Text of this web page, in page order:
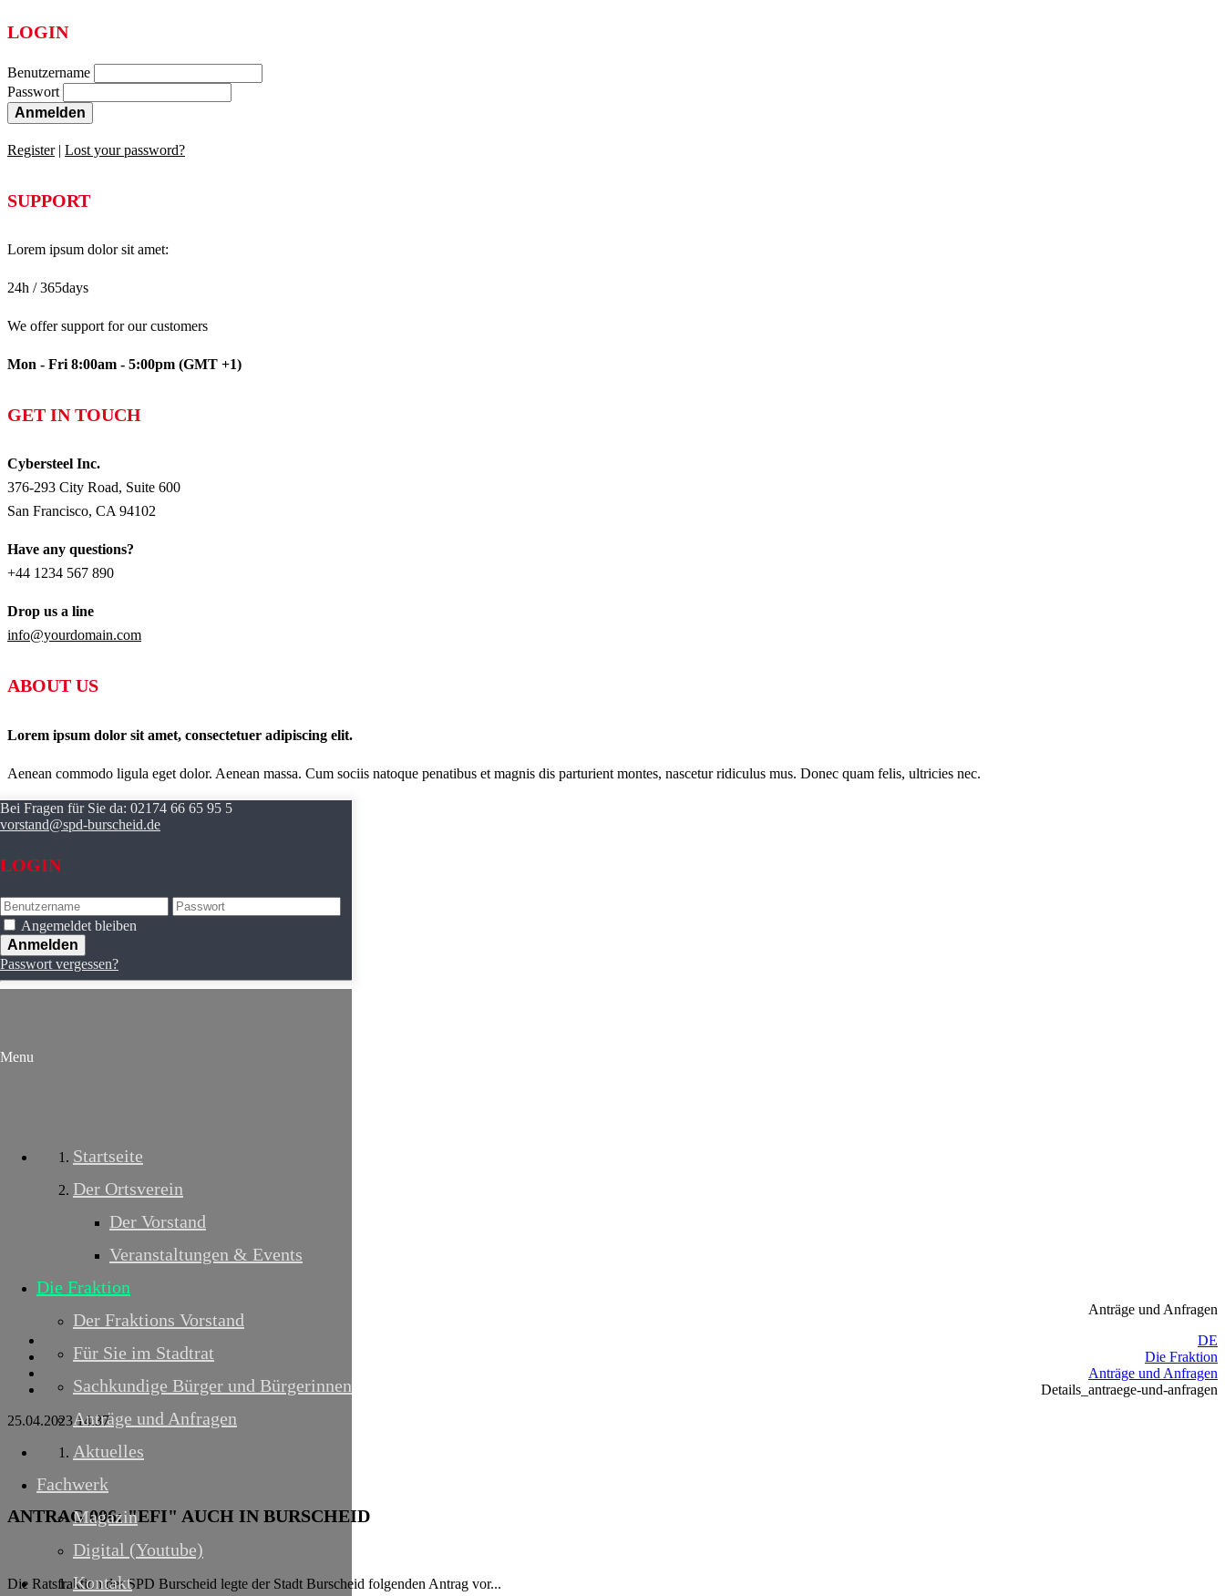
LOGIN
Benutzername
Passwort
Anmelden
Register| Lost your password?
SUPPORT
Lorem ipsum dolor sit amet:
24h / 365days
We offer support for our customers
Mon - Fri 8:00am - 5:00pm (GMT +1)
GET IN TOUCH
Cybersteel Inc.
376-293 City Road, Suite 600
San Francisco, CA 94102
Have any questions?
+44 1234 567 890
Drop us a line
info@yourdomain.com
ABOUT US
Lorem ipsum dolor sit amet, consectetuer adipiscing elit.
Aenean commodo ligula eget dolor. Aenean massa. Cum sociis natoque penatibus et magnis dis parturient montes, nascetur ridiculus mus. Donec quam felis, ultricies nec.
Bei Fragen für Sie da: 02174 66 65 95 5
vorstand@spd-burscheid.de
LOGIN
Angemeldet bleiben
Passwort vergessen?
Menu
Startseite
Der Ortsverein
Der Vorstand
Veranstaltungen & Events
Die Fraktion
Der Fraktions Vorstand
Für Sie im Stadtrat
Sachkundige Bürger und Bürgerinnen
Anträge und Anfragen
Aktuelles
Fachwerk
Magazin
Digital (Youtube)
Kontakt
AKTUELLES
Anträge und Anfragen
DE
Die Fraktion
Anträge und Anfragen
Details_antraege-und-anfragen
25.04.2023 14:37
ANTRAG 006:"EFI" AUCH IN BURSCHEID
Die Ratsfraktion der SPD Burscheid legte der Stadt Burscheid folgenden Antrag vor...